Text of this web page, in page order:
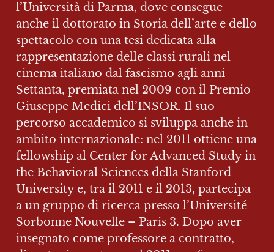
l’Università di Parma, dove consegue
anche il dottorato in Storia dell’arte e dello
spettacolo con una tesi dedicata alla
rappresentazione delle classi rurali nel
cinema italiano dal fascismo agli anni
Settanta, premiata nel 2009 con il Premio
Giuseppe Medici dell’INSOR. Il suo
percorso accademico si sviluppa anche in
ambito internazionale: nel 2011 ottiene una
fellowship al Center for Advanced Study in
the Behavioral Sciences della Stanford
University e, tra il 2011 e il 2013, partecipa
a un gruppo di ricerca presso l’Université
Sorbonne Nouvelle – Paris 3. Dopo aver
insegnato come professore a contratto,